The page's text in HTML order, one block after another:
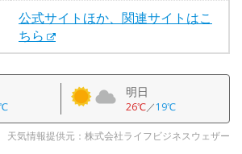
公式サイトほか、関連サイトはこ
ちら
明日
26℃／19℃
天気情報提供元：株式会社ライフビジネスウェザー